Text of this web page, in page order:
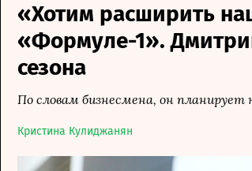
«Хотим расширить
«Формуле-1».
сезона
По словам бизнесмена, он планирует
Кристина Кулиджанян